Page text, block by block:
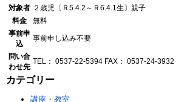
対象者 ２歳児〔Ｒ5.4.2～Ｒ6.4.1生〕親子
料金
無料
事前申
込
事前申し込み不要
問い合
わせ先
TEL： 0537-22-5394 FAX： 0537-24-3932
カテゴリー
講座・教室